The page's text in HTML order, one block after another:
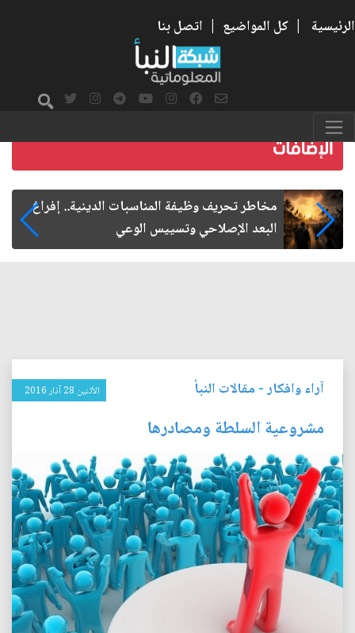
الرئيسية | كل المواضيع | اتصل بنا
زيارة الأربعين.. من الفاعلية المجتمعية إلى المواطنة
الفاعلة
آراء وافكار- مقالات النبأ الأثنين 28 آذار 2016
مشروعية السلطة ومصادرها